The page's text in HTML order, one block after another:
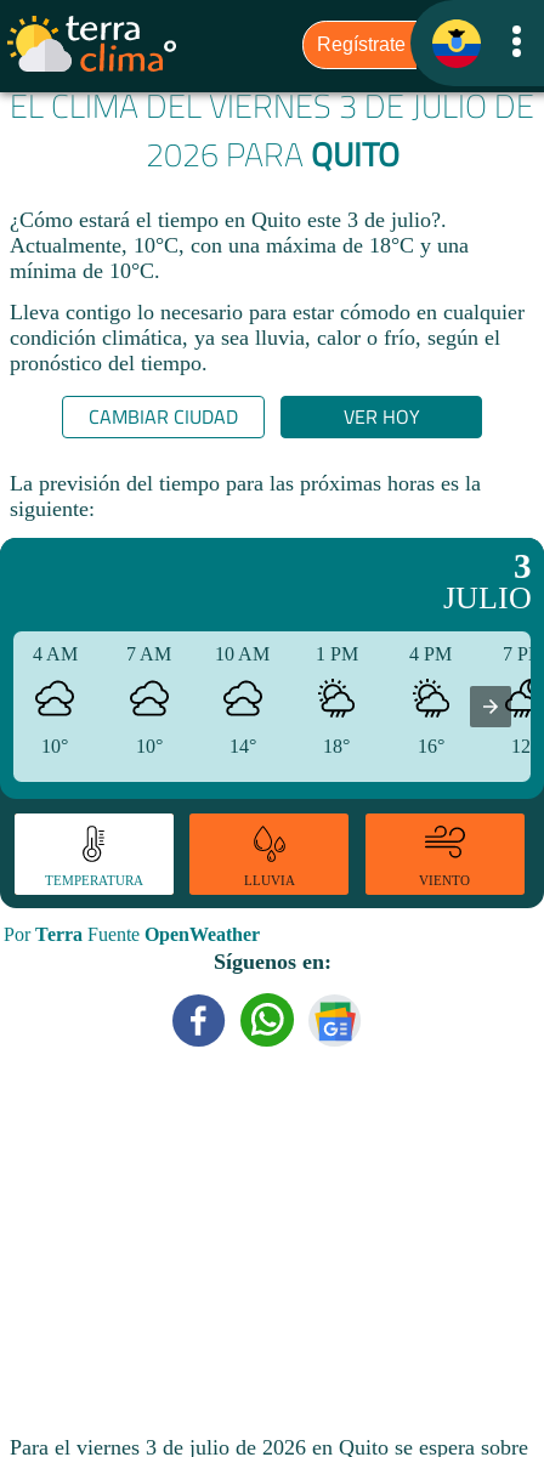
EL CLIMA DEL VIERNES 3 DE JULIO DE
2026 PARA QUITO
¿Cómo estará el tiempo en Quito este 3 de julio?.
Actualmente, 10°C, con una máxima de 18°C y una
mínima de 10°C.
Lleva contigo lo necesario para estar cómodo en cualquier
condición climática, ya sea lluvia, calor o frío, según el
pronóstico del tiempo.
CAMBIAR CIUDAD VER HOY
La previsión del tiempo para las próximas horas es la
siguiente:
3
JULIO
4 AM
10°
7 AM
10°
10 AM
14°
1 PM
18°
4 PM
16°
7
12°
TEMPERATURA LLUVIA VIENTO
PorTerra Fuente OpenWeather
Síguenos en:
Para el viernes 3 de julio de 2026 en Quito se espera sobre